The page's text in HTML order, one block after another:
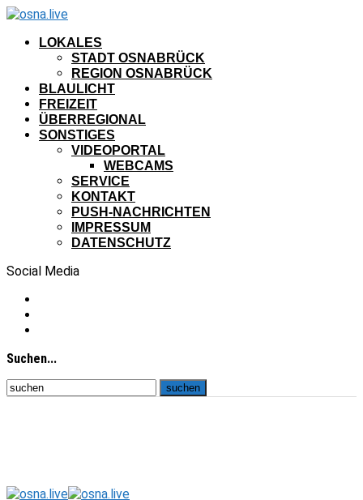
LOKALES
STADT OSNABRÜCK
REGION OSNABRÜCK
BLAULICHT
FREIZEIT
ÜBERREGIONAL
SONSTIGES
VIDEOPORTAL
WEBCAMS
SERVICE
KONTAKT
PUSH-NACHRICHTEN
IMPRESSUM
DATENSCHUTZ
Social Media
Suchen...